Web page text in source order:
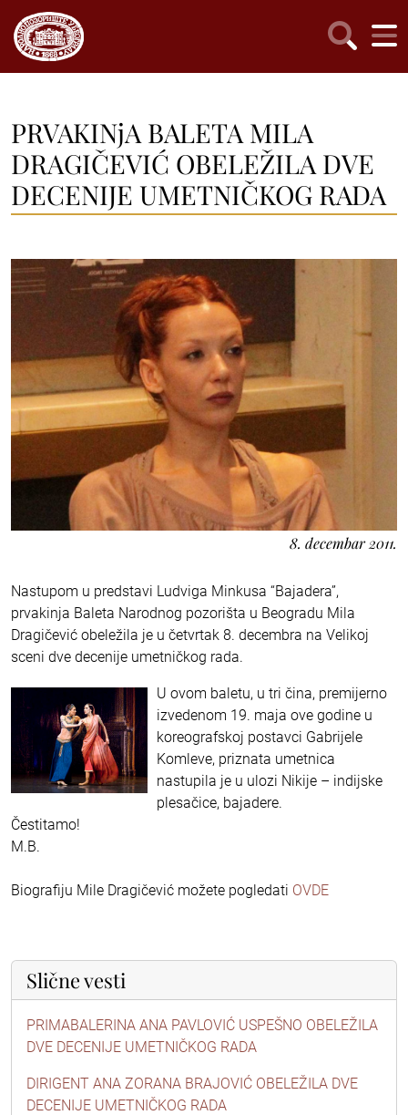
PRVAKINjA BALETA MILA
DRAGIČEVIĆ OBELEŽILA DVE
DECENIJE UMETNIČKOG RADA
8. decembar 2011.
Nastupom u predstavi Ludviga Minkusa “Bajadera”,
prvakinja Baleta Narodnog pozorišta u Beogradu Mila
Dragičević obeležila je u četvrtak 8. decembra na Velikoj
sceni dve decenije umetničkog rada.
U ovom baletu, u tri čina, premijerno
izvedenom 19. maja ove godine u
koreografskoj postavci Gabrijele
Komleve, priznata umetnica
nastupila je u ulozi Nikije – indijske
plesačice, bajadere.
Čestitamo!
M.B.
Biografiju Mile Dragičević možete pogledati OVDE
Slične vesti
PRIMABALERINA ANA PAVLOVIĆ USPEŠNO OBELEŽILA
DVE DECENIJE UMETNIČKOG RADA
DIRIGENT ANA ZORANA BRAJOVIĆ OBELEŽILA DVE
DECENIJE UMETNIČKOG RADA